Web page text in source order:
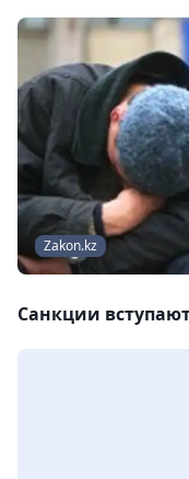
Zakon.kz
Санкции вступают